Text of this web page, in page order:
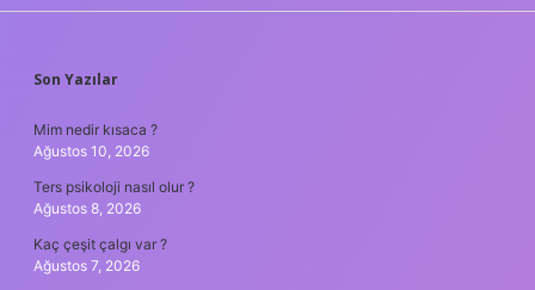
SIDEBAR
Son Yazılar
Mim nedir kısaca ?
Ağustos 10, 2026
Ters psikoloji nasıl olur ?
Ağustos 8, 2026
Kaç çeşit çalgı var ?
Ağustos 7, 2026